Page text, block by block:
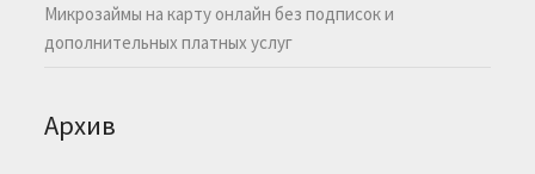
Микрозаймы на карту онлайн без подписок и
дополнительных платных услуг
Архив